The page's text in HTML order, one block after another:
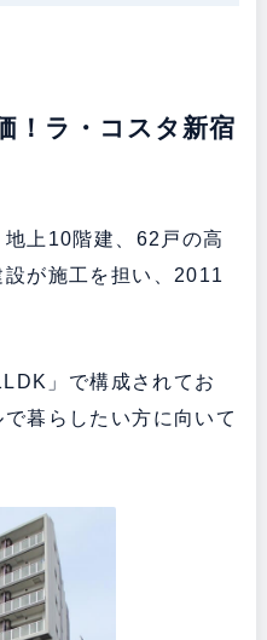
！ラ・コスタ新宿
上10階建、62戸の高
が施工を担い、2011
」で構成されてお
暮らしたい方に向いて